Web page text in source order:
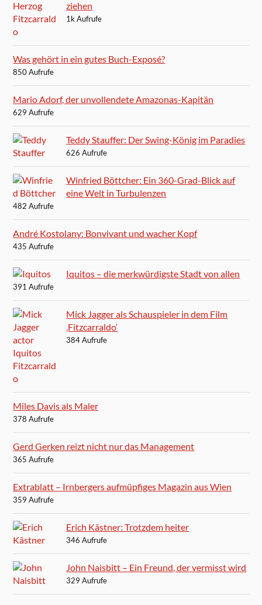
ziehen
1k Aufrufe
Was gehört in ein gutes Buch-Exposé?
850 Aufrufe
Mario Adorf, der unvollendete Amazonas-Kapitän
629 Aufrufe
Teddy Stauffer: Der Swing-König im Paradies
626 Aufrufe
Winfried Böttcher: Ein 360-Grad-Blick auf
eine Welt in Turbulenzen
482 Aufrufe
André Kostolany: Bonvivant und wacher Kopf
435 Aufrufe
Iquitos – die merkwürdigste Stadt von allen
391 Aufrufe
Mick Jagger als Schauspieler in dem Film
‚Fitzcarraldo‘
384 Aufrufe
Miles Davis als Maler
378 Aufrufe
Gerd Gerken reizt nicht nur das Management
365 Aufrufe
Extrablatt – Irnbergers aufmüpfiges Magazin aus Wien
359 Aufrufe
Erich Kästner: Trotzdem heiter
346 Aufrufe
John Naisbitt – Ein Freund, der vermisst wird
329 Aufrufe